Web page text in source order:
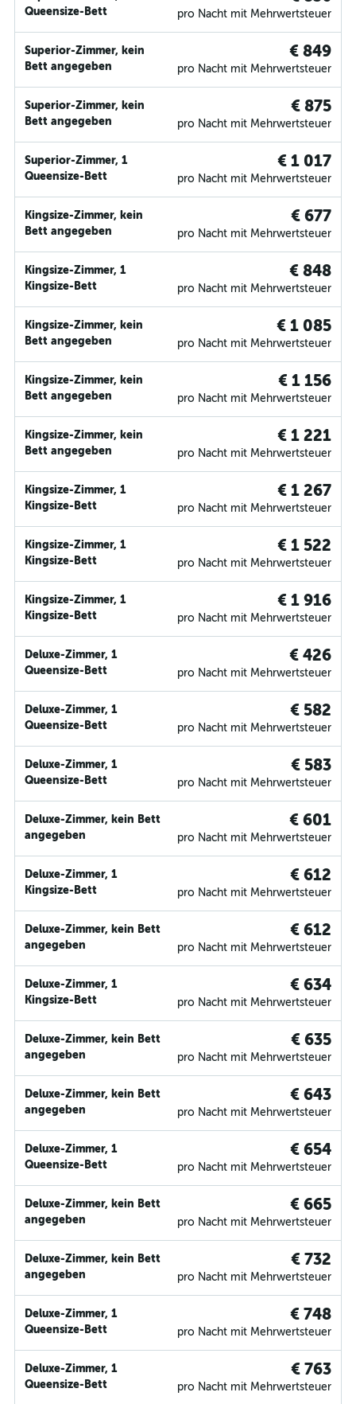
Queensize-Bett
pro Nacht mit Mehrwertsteuer
Superior-Zimmer, kein
Bett angegeben
€ 849
pro Nacht mit Mehrwertsteuer
Superior-Zimmer, kein
Bett angegeben
€ 875
pro Nacht mit Mehrwertsteuer
Superior-Zimmer, 1
Queensize-Bett
€ 1 017
pro Nacht mit Mehrwertsteuer
Kingsize-Zimmer, kein
Bett angegeben
€ 677
pro Nacht mit Mehrwertsteuer
Kingsize-Zimmer, 1
Kingsize-Bett
€ 848
pro Nacht mit Mehrwertsteuer
Kingsize-Zimmer, kein
Bett angegeben
€ 1 085
pro Nacht mit Mehrwertsteuer
Kingsize-Zimmer, kein
Bett angegeben
€ 1 156
pro Nacht mit Mehrwertsteuer
Kingsize-Zimmer, kein
Bett angegeben
€ 1 221
pro Nacht mit Mehrwertsteuer
Kingsize-Zimmer, 1
Kingsize-Bett
€ 1 267
pro Nacht mit Mehrwertsteuer
Kingsize-Zimmer, 1
Kingsize-Bett
€ 1 522
pro Nacht mit Mehrwertsteuer
Kingsize-Zimmer, 1
Kingsize-Bett
€ 1 916
pro Nacht mit Mehrwertsteuer
Deluxe-Zimmer, 1
Queensize-Bett
€ 426
pro Nacht mit Mehrwertsteuer
Deluxe-Zimmer, 1
Queensize-Bett
€ 582
pro Nacht mit Mehrwertsteuer
Deluxe-Zimmer, 1
Queensize-Bett
€ 583
pro Nacht mit Mehrwertsteuer
Deluxe-Zimmer, kein Bett
angegeben
€ 601
pro Nacht mit Mehrwertsteuer
Deluxe-Zimmer, 1
Kingsize-Bett
€ 612
pro Nacht mit Mehrwertsteuer
Deluxe-Zimmer, kein Bett
angegeben
€ 612
pro Nacht mit Mehrwertsteuer
Deluxe-Zimmer, 1
Kingsize-Bett
€ 634
pro Nacht mit Mehrwertsteuer
Deluxe-Zimmer, kein Bett
angegeben
€ 635
pro Nacht mit Mehrwertsteuer
Deluxe-Zimmer, kein Bett
angegeben
€ 643
pro Nacht mit Mehrwertsteuer
Deluxe-Zimmer, 1
Queensize-Bett
€ 654
pro Nacht mit Mehrwertsteuer
Deluxe-Zimmer, kein Bett
angegeben
€ 665
pro Nacht mit Mehrwertsteuer
Deluxe-Zimmer, kein Bett
angegeben
€ 732
pro Nacht mit Mehrwertsteuer
Deluxe-Zimmer, 1
Queensize-Bett
€ 748
pro Nacht mit Mehrwertsteuer
Deluxe-Zimmer, 1
Queensize-Bett
€ 763
pro Nacht mit Mehrwertsteuer